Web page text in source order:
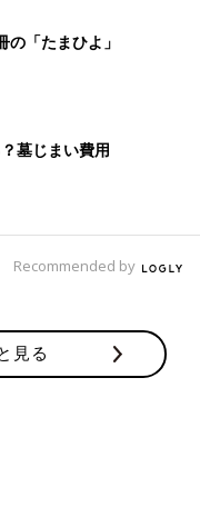
「たまひよ」
墓じまい費用
Recommended by
見る